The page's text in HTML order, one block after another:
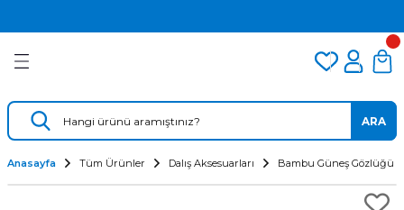
Dalış Regülatörü
Dalış Konsolu
ARA
Anasayfa Tüm Ürünler Dalış Aksesuarları Bambu Güneş Gözlüğü